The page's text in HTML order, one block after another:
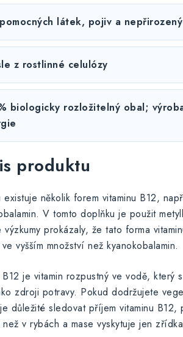
látek, pojiv a
z rostlinné celulózy
biologicky rozložitelný obal;
produktu
několik forem vitaminu B12,
V tomto doplňku je použit
výzkumy prokázaly, že tato forma
vyšším množství než kyanokobalamin.
B12 je vitamin rozpustný ve vodě, který
zdroji potravy. Pokud dodržujete
důležité sledovat příjem vitaminu
v rybách a mase vyskytuje jen